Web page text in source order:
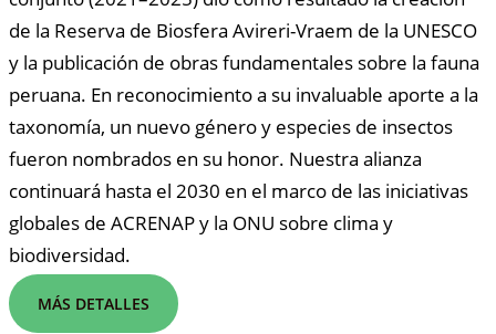
de la Reserva de Biosfera Avireri-Vraem de la UNESCO
y la publicación de obras fundamentales sobre la fauna
peruana. En reconocimiento a su invaluable aporte a la
taxonomía, un nuevo género y especies de insectos
fueron nombrados en su honor. Nuestra alianza
continuará hasta el 2030 en el marco de las iniciativas
globales de ACRENAP y la ONU sobre clima y
biodiversidad.
MÁS DETALLES